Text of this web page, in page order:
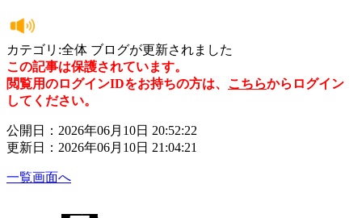
カテゴリ:全体 ブログが更新されました
この記事は保護されています。
閲覧用のログインIDをお持ちの方は、 こちらからログイン
してください。
公開日：2026年06月10日 20:52:22
更新日：2026年06月10日 21:04:21
一覧画面へ